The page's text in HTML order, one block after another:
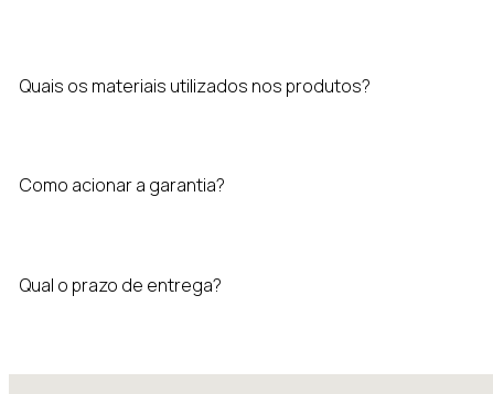
Quais os materiais utilizados nos produtos?
Como acionar a garantia?
Qual o prazo de entrega?